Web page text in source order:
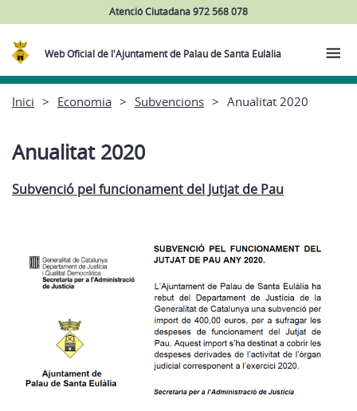
Atenció Ciutadana 972 568 078
Web Oficial de l'Ajuntament de Palau de Santa Eulàlia
Inici Economia Subvencions Anualitat 2020
Anualitat 2020
Subvenció pel funcionament del Jutjat de Pau